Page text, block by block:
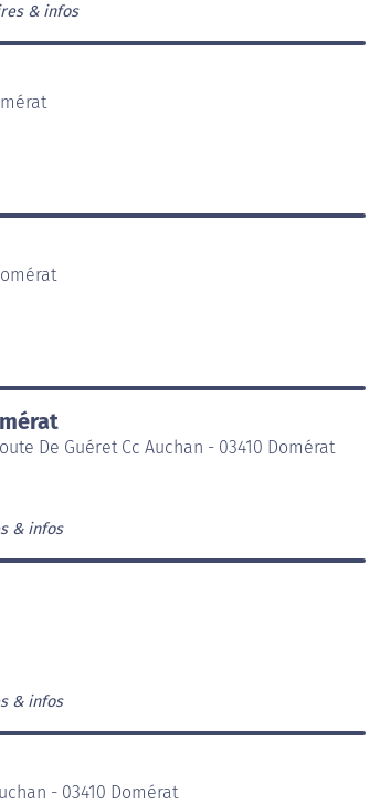
& infos
De Guéret Cc Auchan - 03410 Domérat
& infos
& infos
- 03410 Domérat